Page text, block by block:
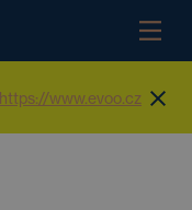
https://www.evoo.cz